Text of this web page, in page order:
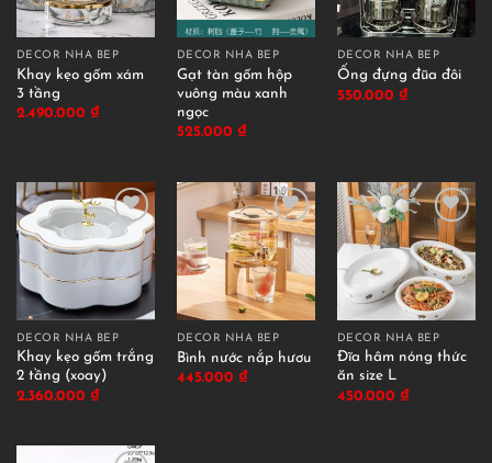
DECOR NHÀ BẾP
Khay kẹo gốm xám
3 tầng
2.490.000 ₫
DECOR NHÀ BẾP
Gạt tàn gốm hộp
vuông màu xanh
ngọc
525.000 ₫
DECOR NHÀ BẾP
Ống đựng đũa đôi
550.000 ₫
DECOR NHÀ BẾP
Khay kẹo gốm trắng
2 tầng (xoay)
2.360.000 ₫
DECOR NHÀ BẾP
Bình nước nắp hươu
445.000 ₫
DECOR NHÀ BẾP
Đĩa hâm nóng thức
ăn size L
450.000 ₫